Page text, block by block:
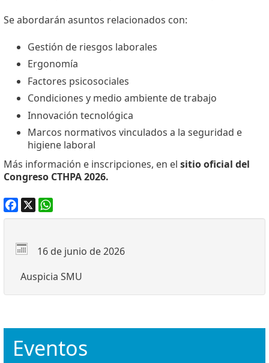
Se abordarán asuntos relacionados con:
Gestión de riesgos laborales
Ergonomía
Factores psicosociales
Condiciones y medio ambiente de trabajo
Innovación tecnológica
Marcos normativos vinculados a la seguridad e
higiene laboral
Más información e inscripciones, en el sitio oficial del
Congreso CTHPA 2026.
Facebook
X WhatsApp
16 de junio de 2026
Auspicia SMU
Eventos